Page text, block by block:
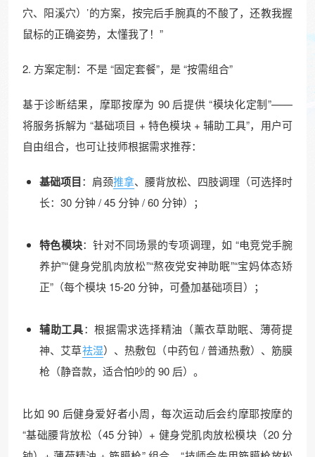
穴、阳溪穴）’的方案，按完后手腕真的不酸了，还教我握
鼠标的正确姿势，太懂我了！”​
2. 方案定制：不是 “固定套餐”，是 “按需组合”​
基于诊断结果，摩耶按摩为 90 后提供 “模块化定制”——
将服务拆解为 “基础项目 + 特色模块 + 辅助工具”，用户可
自由组合，也可让技师根据需求推荐：​
基础项目：肩颈推拿、腰背放松、四肢调理（可选择时
长：30 分钟 / 45 分钟 / 60 分钟）；​
特色模块：针对不同场景的专项调理，如 “电竞党手腕
养护”“健身党肌肉放松”“熬夜党安神助眠”“宝妈体态矫
正”（每个模块 15-20 分钟，可叠加基础项目）；​
辅助工具：根据需求选择精油（薰衣草助眠、薄荷提
神、艾草祛湿）、热敷包（中药包 / 普通热敷）、筋膜
枪（静音款，适合怕吵的 90 后）。​
比如 90 后健身爱好者小周，每次运动后会约摩耶按摩的
“基础腰背放松（45 分钟）+ 健身党肌肉放松模块（20 分